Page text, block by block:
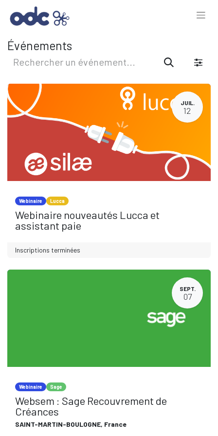
Événements
JUIL.
12
Webinaire Lucca
Webinaire nouveautés Lucca et
assistant paie
Inscriptions terminées
SEPT.
07
Webinaire Sage
Websem : Sage Recouvrement de
Créances
SAINT-MARTIN-BOULOGNE, France